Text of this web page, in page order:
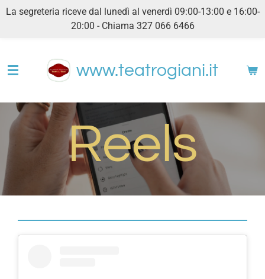
Vai
La segreteria riceve dal lunedì al venerdì 09:00-13:00 e 16:00-
20:00 - Chiama 327 066 6466
www.teatrogiani.it
Reels